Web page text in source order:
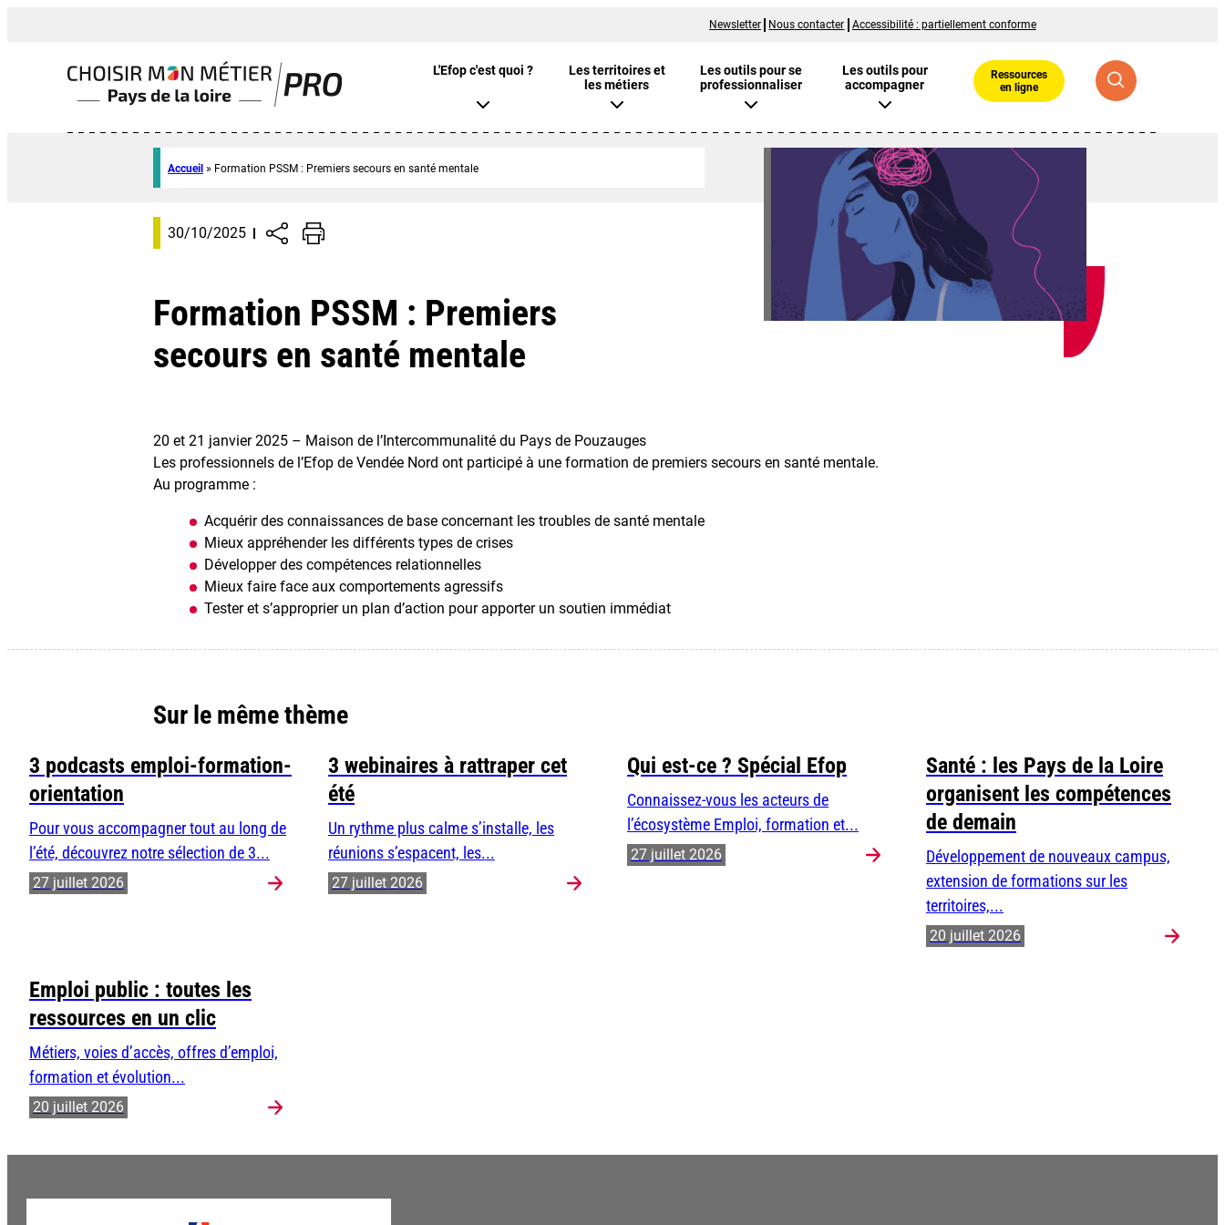
Newsletter Nous contacter Accessibilité : partiellement conforme
L'Efop c'est quoi ?
Les territoires et
les métiers
Les outils pour se
professionnaliser
Les outils pour
accompagner
Ressources
en ligne
Accueil » Formation PSSM : Premiers secours en santé mentale
30/10/2025
Formation PSSM : Premiers
secours en santé mentale
20 et 21 janvier 2025 – Maison de l’Intercommunalité du Pays de Pouzauges
Les professionnels de l’Efop de Vendée Nord ont participé à une formation de premiers secours en santé mentale.
Au programme :
Acquérir des connaissances de base concernant les troubles de santé mentale
Mieux appréhender les différents types de crises
Développer des compétences relationnelles
Mieux faire face aux comportements agressifs
Tester et s’approprier un plan d’action pour apporter un soutien immédiat
Sur le même thème
3 podcasts emploi-formation-
orientation
Pour vous accompagner tout au long de
l’été, découvrez notre sélection de 3...
27 juillet 2026
3 webinaires à rattraper cet
été
Un rythme plus calme s’installe, les
réunions s’espacent, les...
27 juillet 2026
Qui est-ce ? Spécial Efop
Connaissez-vous les acteurs de
l’écosystème Emploi, formation et...
27 juillet 2026
Santé : les Pays de la Loire
organisent les compétences
de demain
Développement de nouveaux campus,
extension de formations sur les
territoires,...
20 juillet 2026
Emploi public : toutes les
ressources en un clic
Métiers, voies d’accès, offres d’emploi,
formation et évolution...
20 juillet 2026